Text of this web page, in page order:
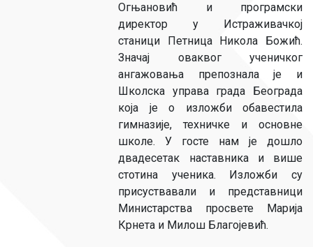
Огњановић и програмски
директор у Истраживачкој
станици Петница Никола Божић.
Значај оваквог ученичког
ангажовања препознала је и
Школска управа града Београда
која је о изложби обавестила
гимназије, техничке и основне
школе. У госте нам је дошло
двадесетак наставника и више
стотина ученика. Изложби су
присуствавали и представници
Министарства просвете Марија
Крнета и Милош Благојевић.